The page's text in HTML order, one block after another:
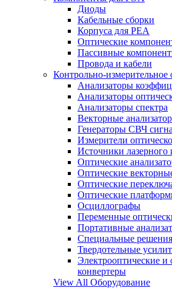
Диоды
Кабельные сборки
Корпуса для РЕА
Оптические
Пассивные
Провода и кабели
Контрольно-измерительное
Анализаторы
Анализаторы
Анализаторы спектра
Векторные
Генераторы СВЧ
Измерители
Источники лазерного
Оптические
Оптические
Оптические
Оптические
Осциллографы
Переменные
Портативные
Специальные решения
Твердотельные
Электрооптические и
конвертеры
View All Оборудование